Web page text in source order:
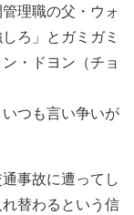
理職の父・ウォ
ろ」とガミガミ
・ドヨン（チョ
つも言い争いが
事故に遭ってし
替わるという信